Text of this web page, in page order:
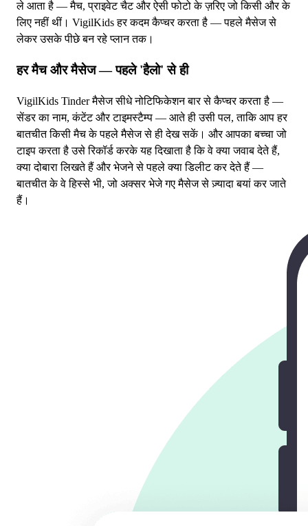
ले आता है — मैच, प्राइवेट चैट और ऐसी फोटो के ज़रिए जो किसी और के
लिए नहीं थीं। VigilKids हर कदम कैप्चर करता है — पहले मैसेज से
लेकर उसके पीछे बन रहे प्लान तक।
हर मैच और मैसेज — पहले 'हैलो' से ही
VigilKids Tinder मैसेज सीधे नोटिफिकेशन बार से कैप्चर करता है —
सेंडर का नाम, कंटेंट और टाइमस्टैम्प — आते ही उसी पल, ताकि आप हर
बातचीत किसी मैच के पहले मैसेज से ही देख सकें। और आपका बच्चा जो
टाइप करता है उसे रिकॉर्ड करके यह दिखाता है कि वे क्या जवाब देते हैं,
क्या दोबारा लिखते हैं और भेजने से पहले क्या डिलीट कर देते हैं —
बातचीत के वे हिस्से भी, जो अक्सर भेजे गए मैसेज से ज़्यादा बयां कर जाते
हैं।